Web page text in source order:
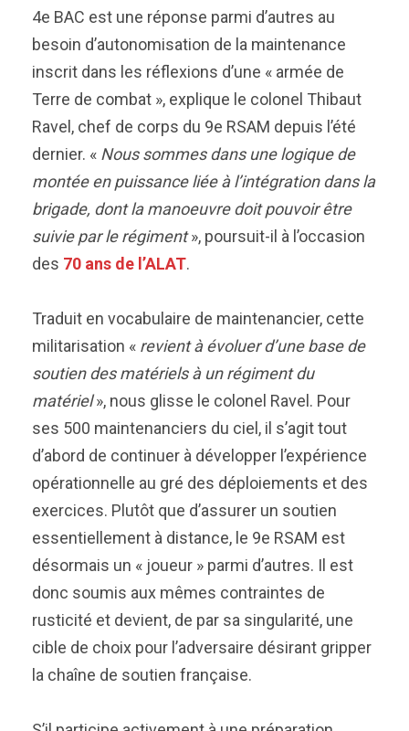
4e BAC est une réponse parmi d’autres au
besoin d’autonomisation de la maintenance
inscrit dans les réflexions d’une « armée de
Terre de combat », explique le colonel Thibaut
Ravel, chef de corps du 9e RSAM depuis l’été
dernier. « Nous sommes dans une logique de
montée en puissance liée à l’intégration dans la
brigade, dont la manoeuvre doit pouvoir être
suivie par le régiment», poursuit-il à l’occasion
des 70 ans de l’ALAT.
Traduit en vocabulaire de maintenancier, cette
militarisation « revient à évoluer d’une base de
soutien des matériels à un régiment du
matériel», nous glisse le colonel Ravel. Pour
ses 500 maintenanciers du ciel, il s’agit tout
d’abord de continuer à développer l’expérience
opérationnelle au gré des déploiements et des
exercices. Plutôt que d’assurer un soutien
essentiellement à distance, le 9e RSAM est
désormais un « joueur » parmi d’autres. Il est
donc soumis aux mêmes contraintes de
rusticité et devient, de par sa singularité, une
cible de choix pour l’adversaire désirant gripper
la chaîne de soutien française.